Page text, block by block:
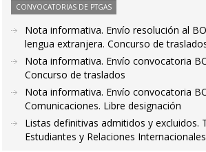
CONVOCATORIAS DE PTGAS
Nota informativa. Envío resolución al
lengua extranjera. Concurso de
Nota informativa. Envío convocatoria
Concurso de traslados
Nota informativa. Envío convocatoria
Comunicaciones. Libre designación
Listas definitivas admitidos y excluidos.
Estudiantes y Relaciones